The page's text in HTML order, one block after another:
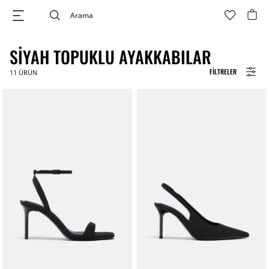
FILTRELER
SIYAH TOPUKLU AYAKKABILAR
11 ÜRÜN